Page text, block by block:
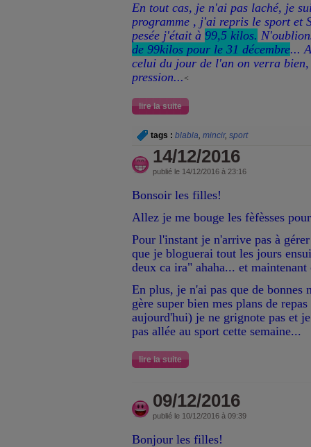
En tout cas, je n'ai pas laché, je
programme , j'ai repris le sport et
pesée j'était à 99,5 kilos.
de 99kilos pour le 31 décembre...
celui du jour de l'an on verra bien,
pression... <
lire la suite
tags : blabla, mincir, sport
14/12/2016
publié le 14/12/2016 à 23:16
Bonsoir les filles!
Allez je me bouge les fèfèsses
Pour l'instant je n'arrive pas à
que je bloguerai tout les jours
deux ca ira" ahaha... et
En plus, je n'ai pas que de bonnes
gère super bien mes plans de
aujourd'hui) je ne grignote pas et
pas allée au sport cette semaine...
lire la suite
09/12/2016
publié le 10/12/2016 à 09:39
Bonjour les filles!